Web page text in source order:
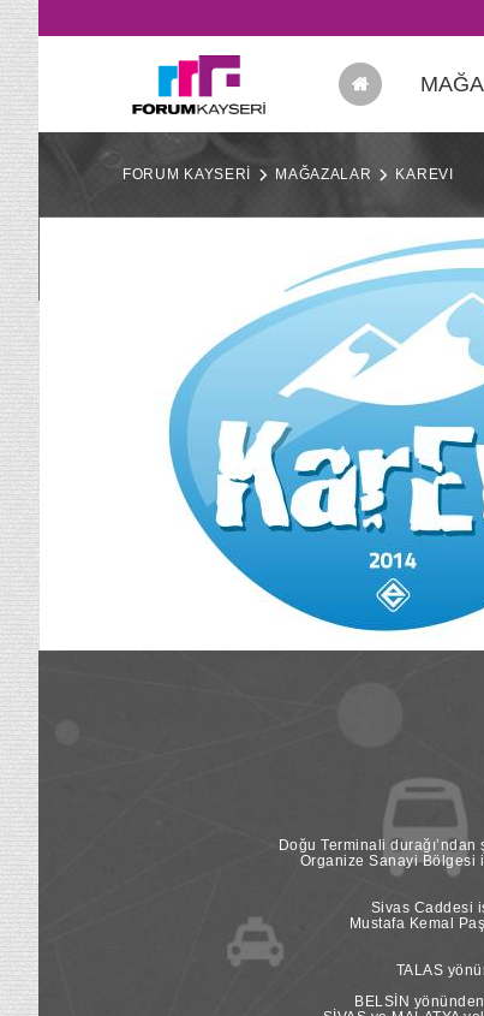
FORUM KAYSERİ MAĞAZALAR KAREVI
Doğu Terminali
Organize Sanayi Bölgesi
Sivas Caddesi
Mustafa Kemal
TALAS
BELSİN